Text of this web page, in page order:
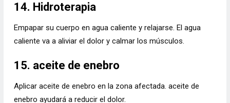
14. Hidroterapia
Empapar su cuerpo en agua caliente y relajarse. El agua
caliente va a aliviar el dolor y calmar los músculos.
15. aceite de enebro
Aplicar aceite de enebro en la zona afectada. aceite de
enebro ayudará a reducir el dolor.